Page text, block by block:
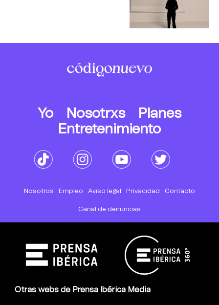
Yo Nosotrxs
Planes
Entretenimiento
Nosotros Empleo Aviso legal Privacidad Contacto
Canal de denuncias
Otras webs de Prensa Ibérica Media